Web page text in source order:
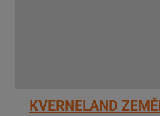
KVERNELAND